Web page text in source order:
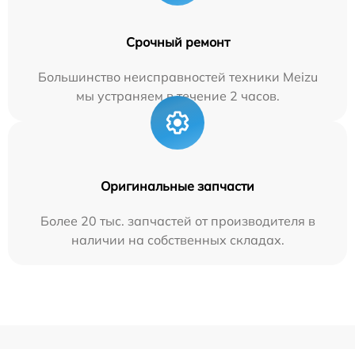
Срочный ремонт
Большинство неисправностей техники Meizu
мы устраняем в течение 2 часов.
Оригинальные запчасти
Более 20 тыс. запчастей от производителя в
наличии на собственных складах.